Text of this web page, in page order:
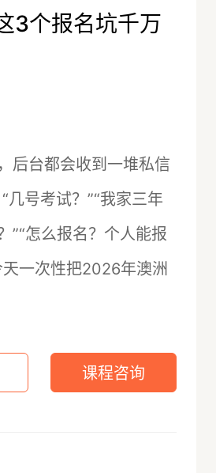
3个报名坑千万
后台都会收到一堆私信
几号考试？”“我家三年
”“怎么报名？个人能报
天一次性把2026年澳洲
课程咨询